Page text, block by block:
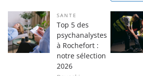
SANTE
Top 5 des
psychanalystes
à Rochefort :
notre sélection
2026